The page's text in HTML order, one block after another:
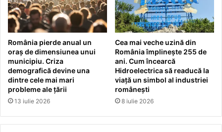
România pierde anual un
oraș de dimensiunea unui
municipiu. Criza
demografică devine una
dintre cele mai mari
probleme ale țării
13 iulie 2026
Cea mai veche uzină din
România împlinește 255 de
ani. Cum încearcă
Hidroelectrica să readucă la
viață un simbol al industriei
românești
8 iulie 2026